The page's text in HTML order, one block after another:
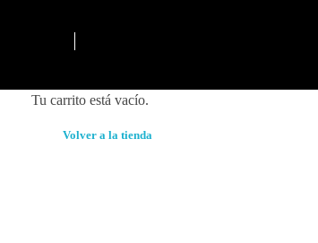
Tu carrito está vacío.
Volver a la tienda